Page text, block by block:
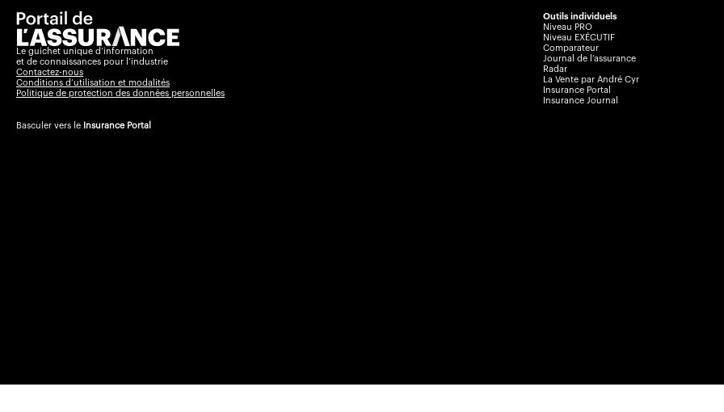
Le guichet unique d’information
et de connaissances pour l’industrie
Contactez-nous
Conditions d’utilisation et modalités
Politique de protection des données personnelles
Basculer vers le Insurance Portal
Outils individuels
Niveau PRO
Niveau EXÉCUTIF
Comparateur
Journal de l’assurance
Radar
La Vente par André Cyr
Insurance Portal
Insurance Journal